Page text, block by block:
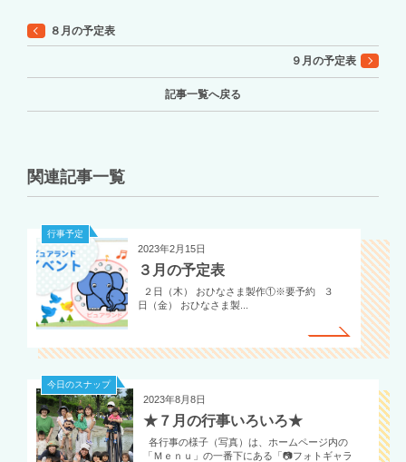
８月の予定表
９月の予定表
記事一覧へ戻る
関連記事一覧
行事予定
2023年2月15日
３月の予定表
２日（木） おひなさま製作①※要予約 ３
日（金） おひなさま製...
今日のスナップ
2023年8月8日
★７月の行事いろいろ★
各行事の様子（写真）は、ホームページ内の
「Ｍｅｎｕ」の一番下にある「📷フォトギャラ